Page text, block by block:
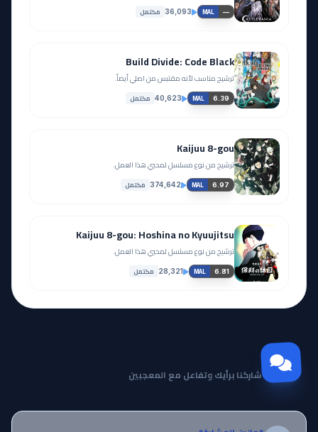
MAL —
36,093 مكتمل
Build Divide: Code Black
ترشيح مناسب لأنه مقتبس من اصلي أيضاً.
MAL 6.39
40,623 مكتمل
Kaijuu 8-gou
ترشيح من نوع مسلسل لمحبي هذا العمل.
MAL 6.97
374,642 مكتمل
Kaijuu 8-gou: Hoshina no Kyuujitsu
ترشيح من نوع مسلسل لمحبي هذا العمل.
MAL 6.81
28,321 مكتمل
مجتمع Otanyuu
شاركنا برأيك وتفاعل مع المعجبين